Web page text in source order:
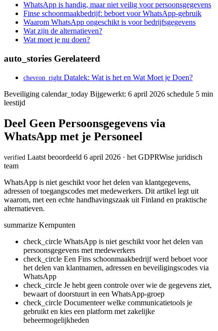
WhatsApp is handig, maar niet veilig voor persoonsgegevens
Finse schoonmaakbedrijf: beboet voor WhatsApp-gebruik
Waarom WhatsApp ongeschikt is voor bedrijfsgegevens
Wat zijn de alternatieven?
Wat moet je nu doen?
auto_stories Gerelateerd
chevron_right Datalek: Wat is het en Wat Moet je Doen?
Beveiliging calendar_today Bijgewerkt: 6 april 2026 schedule 5 min
leestijd
Deel Geen Persoonsgegevens via
WhatsApp met je Personeel
verified Laatst beoordeeld 6 april 2026 · het GDPRWise juridisch
team
WhatsApp is niet geschikt voor het delen van klantgegevens,
adressen of toegangscodes met medewerkers. Dit artikel legt uit
waarom, met een echte handhavingszaak uit Finland en praktische
alternatieven.
summarize Kernpunten
check_circle WhatsApp is niet geschikt voor het delen van
persoonsgegevens met medewerkers
check_circle Een Fins schoonmaakbedrijf werd beboet voor
het delen van klantnamen, adressen en beveiligingscodes via
WhatsApp
check_circle Je hebt geen controle over wie de gegevens ziet,
bewaart of doorstuurt in een WhatsApp-groep
check_circle Documenteer welke communicatietools je
gebruikt en kies een platform met zakelijke
beheermogelijkheden